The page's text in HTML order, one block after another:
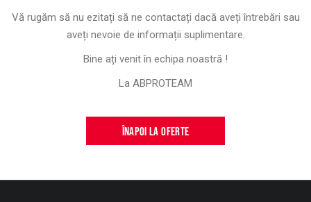
Vă rugăm să nu ezitați să ne contactați dacă aveți întrebări sau
aveți nevoie de informații suplimentare.
Bine ați venit în echipa noastră !
La ABPROTEAM
ÎNAPOI LA OFERTE